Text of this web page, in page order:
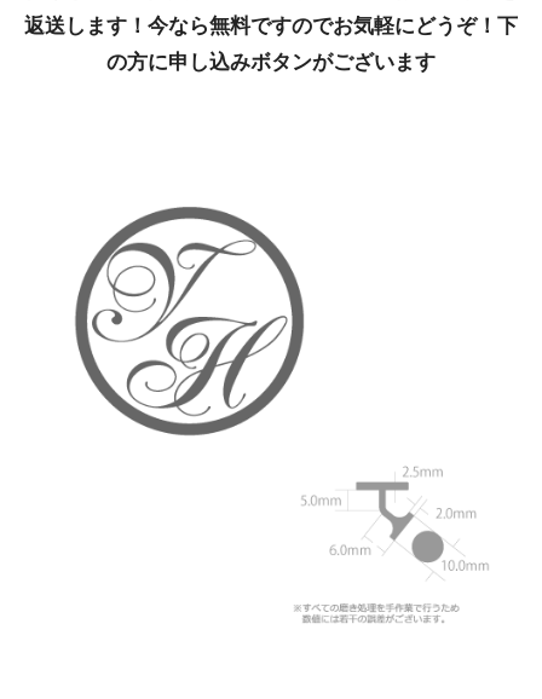
返送します！今なら無料ですのでお気軽にどうぞ！下
の方に申し込みボタンがございます